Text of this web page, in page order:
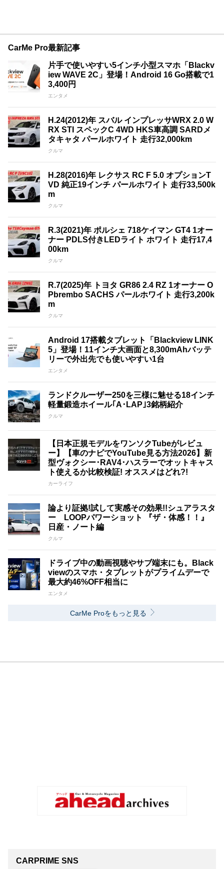
CarMe Pro最新記事
片手で使いやすい5インチ小型スマホ「Blackv
iew WAVE 2C」登場！Android 16 Go搭載で1
3,400円
エンタメ
H.24(2012)年 スバル インプレッサWRX 2.0 W
RX STI スペックC 4WD HKS車高調 SARDメ
タキャタ パールホワイト 走行32,000km
クルマ
H.28(2016)年 レクサス RC F 5.0 オプションT
VD 純正19インチ パールホワイト 走行33,500k
m
クルマ
R.3(2021)年 ポルシェ 718ケイマン GT4 1オー
ナー PDLS付きLEDライト ホワイト 走行17,4
00km
クルマ
R.7(2025)年 トヨタ GR86 2.4 RZ 1オーナー O
Pbrembo SACHS パールホワイト 走行3,200k
m
クルマ
Android 17搭載タブレット「Blackview LINK
5」登場！11インチ大画面と8,300mAhバッテ
リーで外出先でも使いやすい1台
エンタメ
ランドクルーザー250を三様に魅せる18インチ
軽量鍛造ホイール｢A･LAP｣3銘柄紹介
クルマ
【日本正規モデルをワンソクTubeがレビュ
ー】【車のナビでYouTube見る方法2026】新
型ヴォクシー･RAV4･ハスラーでオットキャス
ト使えるか比較検証! オススメはどれ?!
カーライフ
論より証拠!試して実感その効果!!シュアラスタ
ー LOOPパワーショット 『ザ・体感！！』
日産・ノート編
クルマ
ドライブ中の動画視聴やサブ端末にも。Black
viewのスマホ・タブレットがプライムデーで
最大約46%OFF相当に
エンタメ
CarMe Proをもっと見る
CARPRIME SNS